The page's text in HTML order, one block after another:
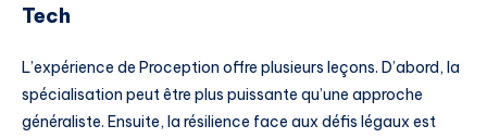
Tech
L’expérience de Proception offre plusieurs leçons. D’abord, la
spécialisation peut être plus puissante qu’une approche
généraliste. Ensuite, la résilience face aux défis légaux est